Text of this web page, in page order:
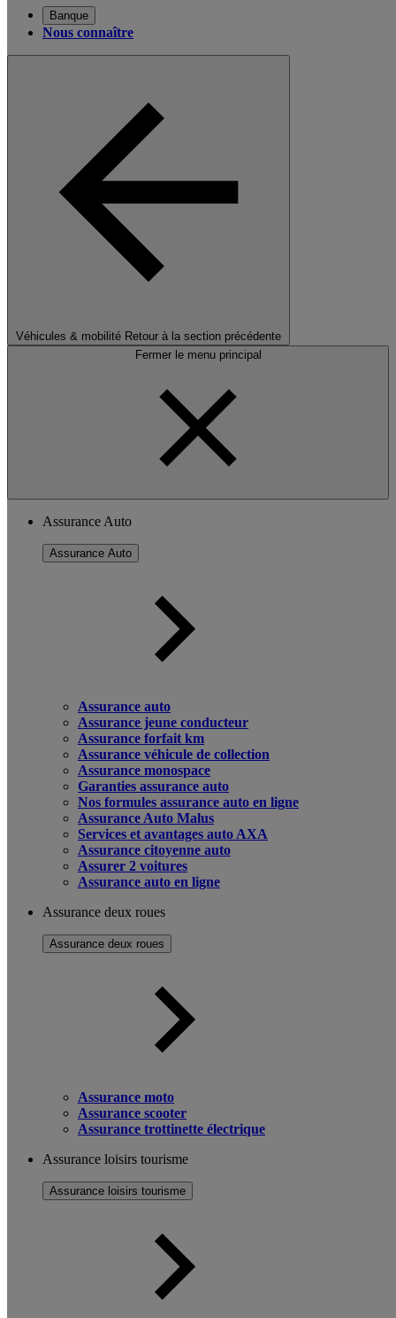
Banque
Nous connaître
Véhicules & mobilité Retour à la section précédente
Fermer le menu principal
Assurance Auto
Assurance Auto
Assurance auto
Assurance jeune conducteur
Assurance forfait km
Assurance véhicule de collection
Assurance monospace
Garanties assurance auto
Nos formules assurance auto en ligne
Assurance Auto Malus
Services et avantages auto AXA
Assurance citoyenne auto
Assurer 2 voitures
Assurance auto en ligne
Assurance deux roues
Assurance deux roues
Assurance moto
Assurance scooter
Assurance trottinette électrique
Assurance loisirs tourisme
Assurance loisirs tourisme